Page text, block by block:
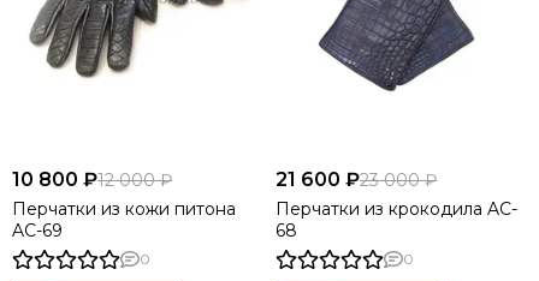
10 800 ₽12 000 ₽
Перчатки из кожи питона
AC-69
0
21 600 ₽23 000 ₽
Перчатки из крокодила AC-
68
0